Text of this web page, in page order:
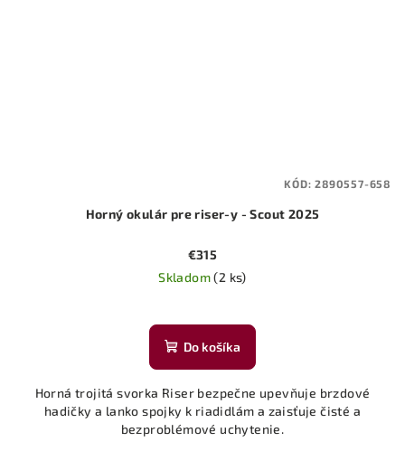
Horný okulár pre riser-y - Scout 2025
€315
Skladom(2 ks)
Do košíka
Horná trojitá svorka Riser bezpečne upevňuje brzdové
hadičky a lanko spojky k riadidlám a zaisťuje čisté a
bezproblémové uchytenie.
KÓD:2890557-658